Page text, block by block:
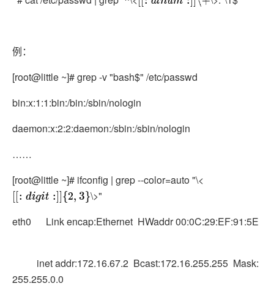
例：
[root@little ~]# grep -v "bash$" /etc/passwd
bin:x:1:1:bin:/bin:/sbin/nologin
daemon:x:2:2:daemon:/sbin:/sbin/nologin
……
[root@little ~]# ifconfig | grep --color=auto "\<
[[:d igit:]]{2,3}
\>"
eth0 Link encap:Ethernet HWaddr 00:0C:29:EF:91:5E
inet addr:172.16.67.2 Bcast:172.16.255.255 Mask:
255.255.0.0